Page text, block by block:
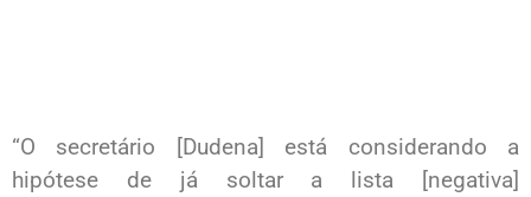
“O secretário [Dudena] está considerando a
hipótese de já soltar a lista [negativa]